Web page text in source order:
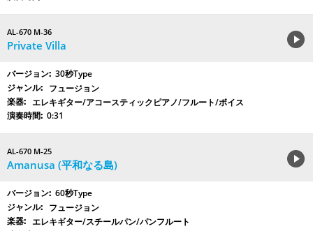
AL-670 M-36
Private Villa
30秒Type
フュージョン
エレキギター/アコースティックピアノ/フルート/ボイス
0:31
AL-670 M-25
Amanusa (平和なる島)
60秒Type
フュージョン
エレキギター/スチールパン/パンフルート